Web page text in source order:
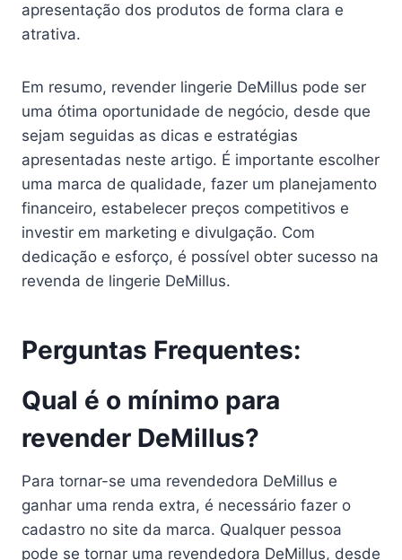
apresentação dos produtos de forma clara e
atrativa.
Em resumo, revender lingerie DeMillus pode ser
uma ótima oportunidade de negócio, desde que
sejam seguidas as dicas e estratégias
apresentadas neste artigo. É importante escolher
uma marca de qualidade, fazer um planejamento
financeiro, estabelecer preços competitivos e
investir em marketing e divulgação. Com
dedicação e esforço, é possível obter sucesso na
revenda de lingerie DeMillus.
Perguntas Frequentes:
Qual é o mínimo para
revender DeMillus?
Para tornar-se uma revendedora DeMillus e
ganhar uma renda extra, é necessário fazer o
cadastro no site da marca. Qualquer pessoa
pode se tornar uma revendedora DeMillus, desde